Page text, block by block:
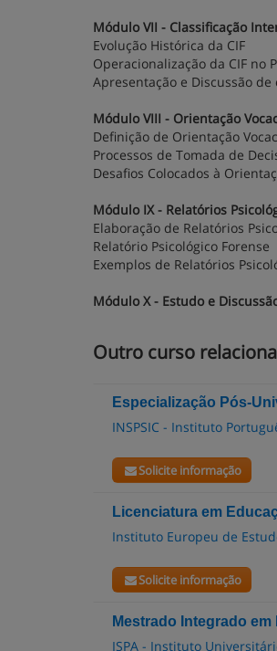
Módulo VII - Classificação
Evolução Histórica da CIF
Operacionalização da CIF no
Apresentação e Discussão de
Módulo VIII - Orientação
Definição de Orientação
Processos de Tomada de
Desafios Colocados à
Módulo IX - Relatórios
Elaboração de Relatórios
Relatório Psicológico Forense
Exemplos de Relatórios
Módulo X - Estudo e
Outro curso
Especialização Pós-
INSPSIC - Instituto
Solicite informação
Licenciatura em
Instituto Europeu de
Solicite informação
Mestrado Integrado
ISPA - Instituto